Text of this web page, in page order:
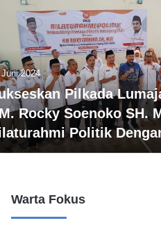
2024
Pilkada
Rocky Soenoko SH.
Politik
Warta Fokus